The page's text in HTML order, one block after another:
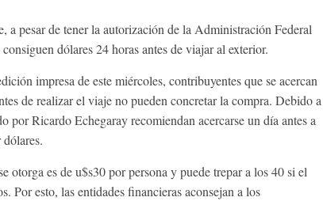
a pesar de tener la autorización de la Administración Federal
dólares 24 horas antes de viajar al exterior.
impresa de este miércoles, contribuyentes que se acercan
de realizar el viaje no pueden concretar la compra. Debido a
por Ricardo Echegaray recomiendan acercarse un día antes a
otorga es de u$s30 por persona y puede trepar a los 40 si el
Por esto, las entidades financieras aconsejan a los